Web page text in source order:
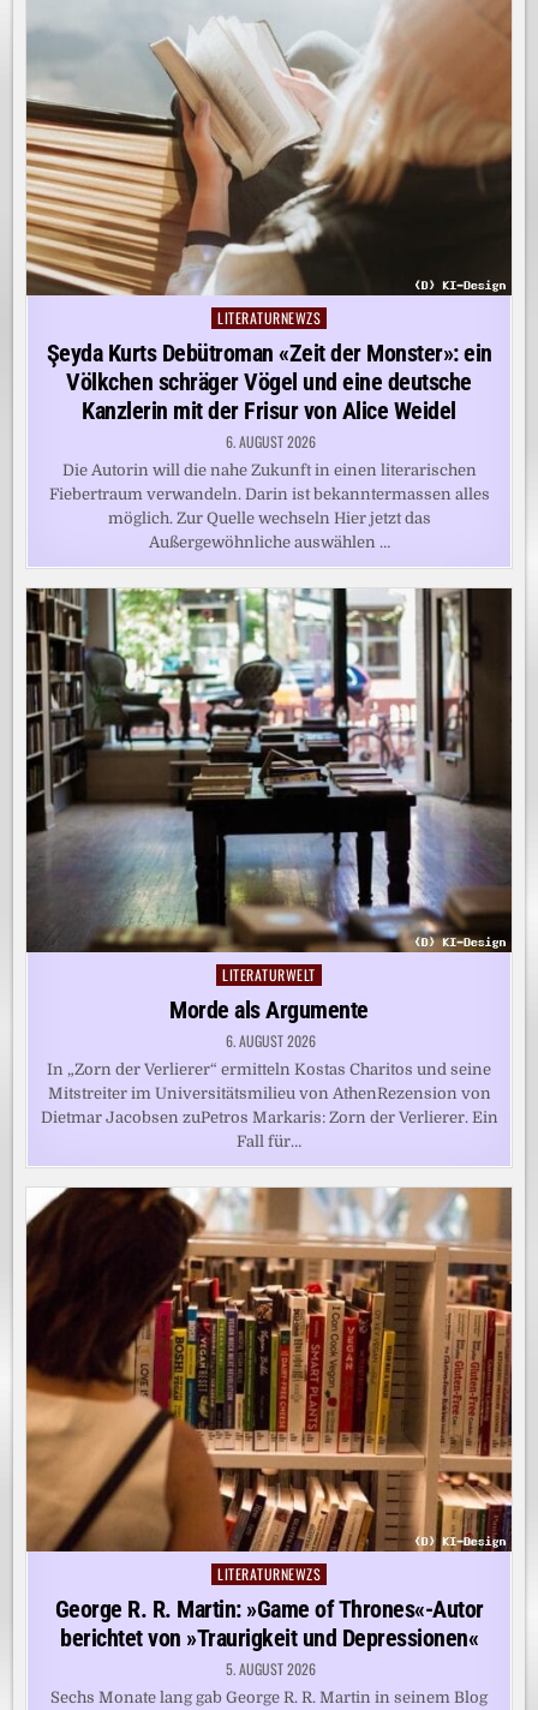
Posted
in
LITERATURNEWZS
Şeyda Kurts Debütroman «Zeit der Monster»: ein
Völkchen schräger Vögel und eine deutsche
Kanzlerin mit der Frisur von Alice Weidel
6. AUGUST 2026
Die Autorin will die nahe Zukunft in einen literarischen
Fiebertraum verwandeln. Darin ist bekanntermassen alles
möglich. Zur Quelle wechseln Hier jetzt das
Außergewöhnliche auswählen …
Posted
in
LITERATURWELT
Morde als Argumente
6. AUGUST 2026
In „Zorn der Verlierer“ ermitteln Kostas Charitos und seine
Mitstreiter im Universitätsmilieu von AthenRezension von
Dietmar Jacobsen zuPetros Markaris: Zorn der Verlierer. Ein
Fall für…
Posted
in
LITERATURNEWZS
George R. R. Martin: »Game of Thrones«-Autor
berichtet von »Traurigkeit und Depressionen«
5. AUGUST 2026
Sechs Monate lang gab George R. R. Martin in seinem Blog